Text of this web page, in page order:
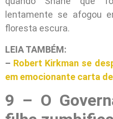
lentamente se afogou
floresta escura.
LEIA TAMBÉM:
– Robert Kirkman se
em emocionante carta
9 – O